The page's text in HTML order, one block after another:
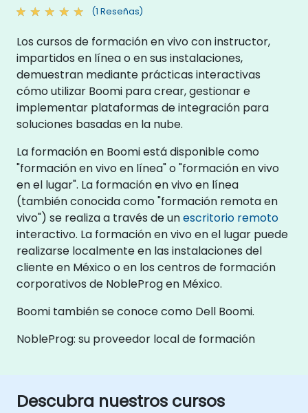
(1 Reseñas)
Los cursos de formación en vivo con instructor,
impartidos en línea o en sus instalaciones,
demuestran mediante prácticas interactivas
cómo utilizar Boomi para crear, gestionar e
implementar plataformas de integración para
soluciones basadas en la nube.
La formación en Boomi está disponible como
"formación en vivo en línea" o "formación en vivo
en el lugar". La formación en vivo en línea
(también conocida como "formación remota en
vivo") se realiza a través de unescritorio remoto
interactivo. La formación en vivo en el lugar puede
realizarse localmente en las instalaciones del
cliente en México o en los centros de formación
corporativos de NobleProg en México.
Boomi también se conoce como Dell Boomi.
NobleProg: su proveedor local de formación
Descubra nuestros cursos